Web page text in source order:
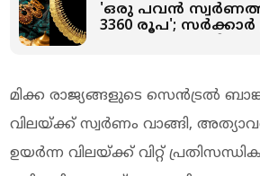
'ഒരു പവന്‍
3360 രൂപ';
മിക്ക രാജ്യങ്ങളുടെ സെൻട്രൽ
വിലയ്ക്ക് സ്വർണം വാങ്ങി,
ഉയർന്ന വിലയ്ക്ക് വിറ്റ്